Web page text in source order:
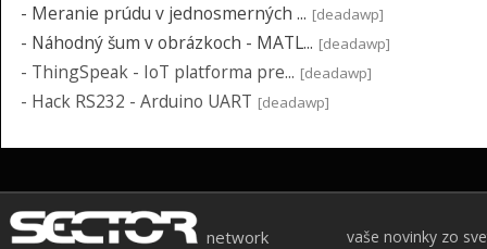
- Meranie prúdu v jednosmerných ... [deadawp]
- Náhodný šum v obrázkoch - MATL... [deadawp]
- ThingSpeak - IoT platforma pre... [deadawp]
- Hack RS232 - Arduino UART [deadawp]
vaše novinky zo
network